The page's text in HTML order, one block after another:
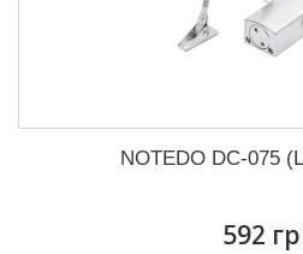
NOTEDO DC-075
592